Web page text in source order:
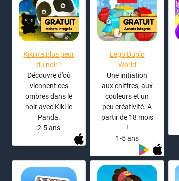
Kiki n'a plus peur
du noir !
Découvre d'où
viennent ces
ombres dans le
noir avec Kiki le
Panda.
2-5 ans
Lego Duplo
World
Une initiation
aux chiffres, aux
couleurs et un
peu créativité. A
partir de 18 mois
!
1-5 ans